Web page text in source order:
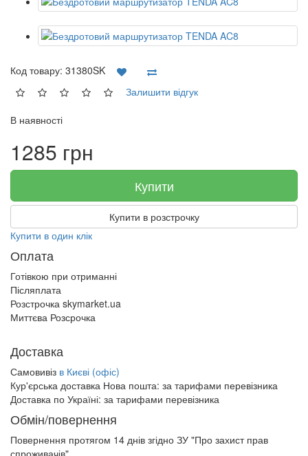
Код товару: 31380SK
Залишити відгук
В наявності
1285 грн
Купити
Купити в розстрочку
Купити в один клік
Оплата
Готівкою при отриманні
Післяплата
Розстрочка skymarket.ua
Миттєва Розсрочка
Доставка
Самовивіз в Києві (офіс)
Кур'єрська доставка Нова пошта: за тарифами перевізника
Доставка по Україні: за тарифами перевізника
Обмін/повернення
Повернення протягом 14 днів згідно ЗУ "Про захист прав
спроживачів"